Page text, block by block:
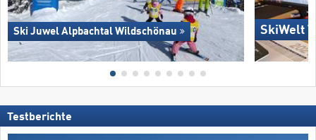
Ski Juwel Alpbachtal Wildschönau SkiWelt
Testberichte